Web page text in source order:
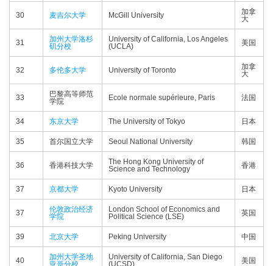
30 麦吉尔大学 McGill University
加拿
大
31
加州大学洛杉
矶分校
University of California, Los Angeles
(UCLA)
美国
32 多伦多大学 University of Toronto
加拿
大
33
巴黎高等师范
学院
Ecole normale supérieure, Paris 法国
34 东京大学 The University of Tokyo 日本
35 首尔国立大学 Seoul National University 韩国
36 香港科技大学
The Hong Kong University of
Science and Technology
香港
37 京都大学 Kyoto University 日本
37
伦敦政治经济
学院
London School of Economics and
Political Science (LSE)
英国
39 北京大学 Peking University 中国
40
加州大学圣地
亚哥分校
University of California, San Diego
(UCSD)
美国